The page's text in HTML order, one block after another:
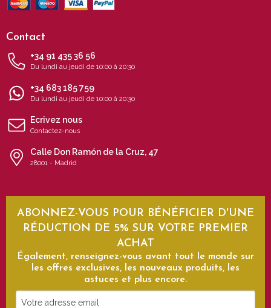
Contact
+34 91 435 36 56
Du lundi au jeudi de 10:00 à 20:30
+34 683 185 759
Du lundi au jeudi de 10:00 à 20:30
Ecrivez nous
Contactez-nous
Calle Don Ramón de la Cruz, 47
28001 - Madrid
ABONNEZ-VOUS POUR BÉNÉFICIER D'UNE
RÉDUCTION DE 5% SUR VOTRE PREMIER
ACHAT
Également, renseignez-vous avant tout le monde sur
les offres exclusives, les nouveaux produits, les
astuces et plus encore.
Votre